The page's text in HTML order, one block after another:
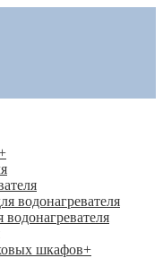
водонагревателя
шкафов+